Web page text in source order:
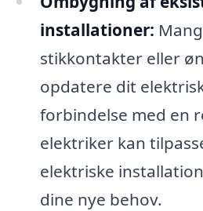
installationer:
stikkontakter eller
opdatere dit
forbindelse med en
elektriker kan
elektriske
dine nye behov.